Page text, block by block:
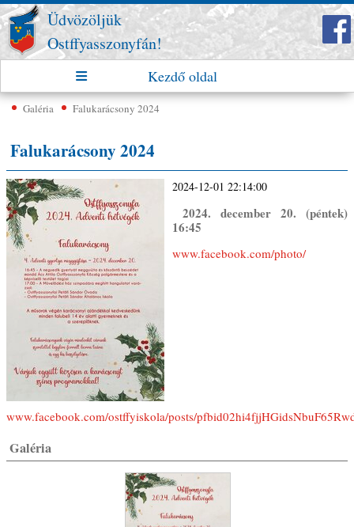
Üdvözöljük
Ostffyasszonyfán!
Kezdő oldal
Galéria Falukarácsony 2024
Falukarácsony 2024
2024-12-01 22:14:00
2024. december 20. (péntek)
16:45
www.facebook.com/photo/
www.facebook.com/ostffyiskola/posts/
Galéria